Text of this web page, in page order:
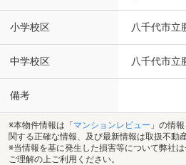
小学校区 八千代市立
中学校区 八千代市立
備考
※本物件情報は「 マンションレビュー 」の情
関する正確な情報、及び最新情報は取扱不動
※当情報を基に発生した損害等について弊社
ご理解の上ご利用ください。